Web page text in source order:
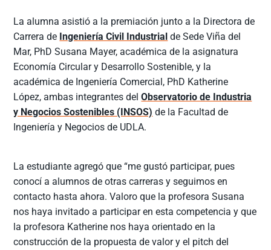
La alumna asistió a la premiación junto a la Directora de
Carrera de Ingeniería Civil Industrial de Sede Viña del
Mar, PhD Susana Mayer, académica de la asignatura
Economía Circular y Desarrollo Sostenible, y la
académica de Ingeniería Comercial, PhD Katherine
López, ambas integrantes delObservatorio de Industria
y Negocios Sostenibles (INSOS) de la Facultad de
Ingeniería y Negocios de UDLA.
La estudiante agregó que “me gustó participar, pues
conocí a alumnos de otras carreras y seguimos en
contacto hasta ahora. Valoro que la profesora Susana
nos haya invitado a participar en esta competencia y que
la profesora Katherine nos haya orientado en la
construcción de la propuesta de valor y el pitch del